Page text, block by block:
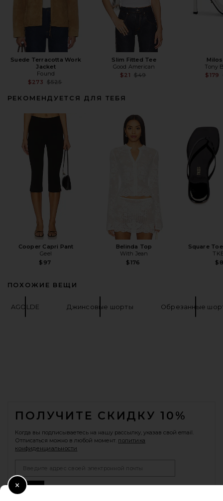
Suede Terracotta Work
Jacket
Found
$273 Previous price:
$525
Slim Fitted Tee
Good American
$21 Previous price:
$49
Tony
$179
РЕКОМЕНДУЕТСЯ ДЛЯ ТЕБЯ
Cooper Capri Pant
Geel
$97
Belinda Top
With Jean
$176
Square
ПОХОЖИЕ ВЕЩИ
AGOLDE Джинсовые шорты Обрезанные
ПОЛУЧИТЕ СКИДКУ 10%
Когда вы подписываетесь на нашу рассылку, указав свой email.
Отписаться можно в любой момент. политика
конфиденциальности
Close Modal